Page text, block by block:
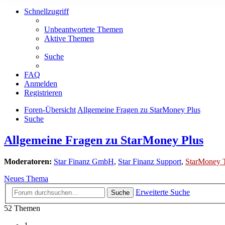
Schnellzugriff
Unbeantwortete Themen
Aktive Themen
Suche
FAQ
Anmelden
Registrieren
Foren-ÜbersichtAllgemeine Fragen zu StarMoney Plus
Suche
Allgemeine Fragen zu StarMoney Plus
Moderatoren: Star Finanz GmbH, Star Finanz Support, StarMoney
Neues Thema
Suche
Erweiterte Suche
52 Themen